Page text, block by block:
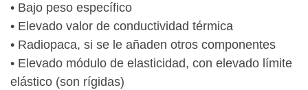
• Bajo peso específico
• Elevado valor de conductividad térmica
• Radiopaca, si se le añaden otros componentes
• Elevado módulo de elasticidad, con elevado límite
elástico (son rígidas)